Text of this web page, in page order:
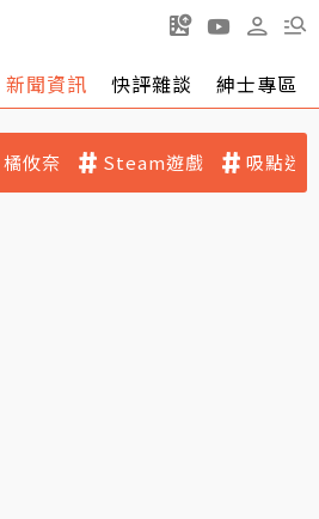
新聞資訊 快評雜談 紳士專區
橘攸奈 Steam遊戲 吸點迷